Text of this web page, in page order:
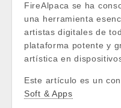
FireAlpaca se ha
una herramienta
artistas digitales de
plataforma potente y
artística en
Este artículo es un
Soft & Apps